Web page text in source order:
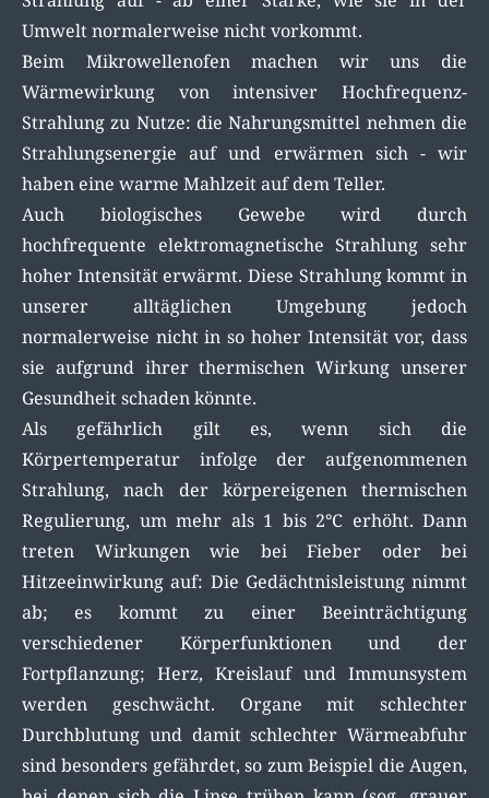
Umwelt normalerweise nicht vorkommt.
Beim Mikrowellenofen machen wir uns die
Wärmewirkung von intensiver Hochfrequenz-
Strahlung zu Nutze: die Nahrungsmittel nehmen die
Strahlungsenergie auf und erwärmen sich - wir
haben eine warme Mahlzeit auf dem Teller.
Auch biologisches Gewebe wird durch
hochfrequente elektromagnetische Strahlung sehr
hoher Intensität erwärmt. Diese Strahlung kommt in
unserer alltäglichen Umgebung jedoch
normalerweise nicht in so hoher Intensität vor, dass
sie aufgrund ihrer thermischen Wirkung unserer
Gesundheit schaden könnte.
Als gefährlich gilt es, wenn sich die
Körpertemperatur infolge der aufgenommenen
Strahlung, nach der körpereigenen thermischen
Regulierung, um mehr als 1 bis 2°C erhöht. Dann
treten Wirkungen wie bei Fieber oder bei
Hitzeeinwirkung auf: Die Gedächtnisleistung nimmt
ab; es kommt zu einer Beeinträchtigung
verschiedener Körperfunktionen und der
Fortpflanzung; Herz, Kreislauf und Immunsystem
werden geschwächt. Organe mit schlechter
Durchblutung und damit schlechter Wärmeabfuhr
sind besonders gefährdet, so zum Beispiel die Augen,